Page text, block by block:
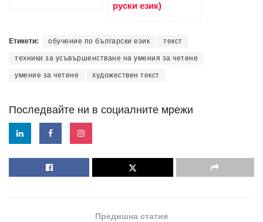
руски език)
Етикети: обучение по български език текст
техники за усъвършенстване на умения за четене
умение за четене художествен текст
Последвайте ни в социалните мрежи
Предишна статия